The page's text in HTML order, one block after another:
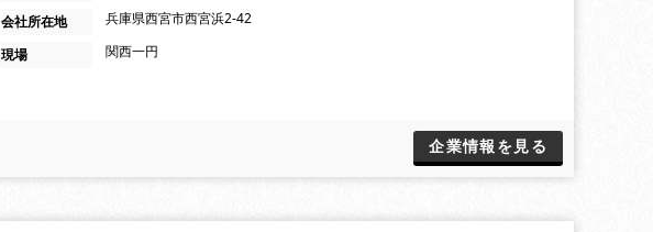
会社所在地
兵庫県西宮市西宮浜2-42
現場
関西一円
企業情報を見る